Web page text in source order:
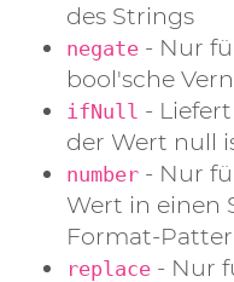
des Strings
negate - Nur
bool'sche
ifNull -
der Wert null
number - Nur
Wert in einen
Format-
replace - Nur